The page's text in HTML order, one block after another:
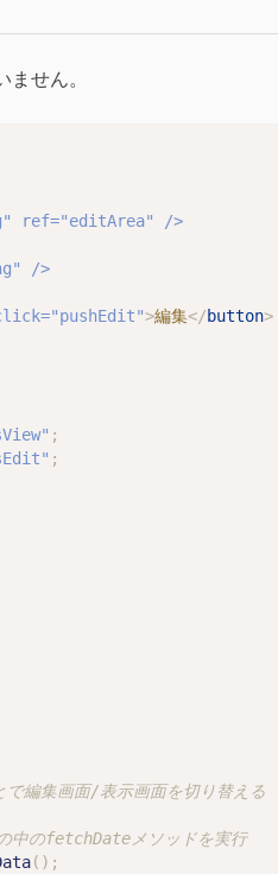
せん。
="isEditing" ref="editArea" />
    <status-view v-if="!isEditing" />
>編集</button>
;
;
// statusEditコンポーネントの中のfetchDateメソッドを実行
();